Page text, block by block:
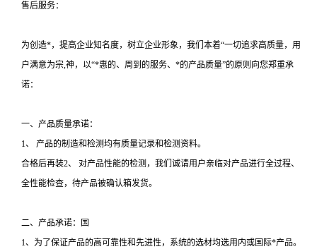
售后服务：
为创造*，提高企业知名度，树立企业形象，我们本着“一切追求高质量，用
户满意为宗,神，以“*惠的、周到的服务、*的产品质量”的原则向您郑重承
诺：
一、产品质量承诺：
1、 产品的制造和检测均有质量记录和检测资料。
合格后再装2、 对产品性能的检测，我们诚请用户亲临对产品进行全过程、
全性能检查，待产品被确认箱发货。
二、产品承诺：国
1、为了保证产品的高可靠性和先进性，系统的选材均选用内或国际*产品。